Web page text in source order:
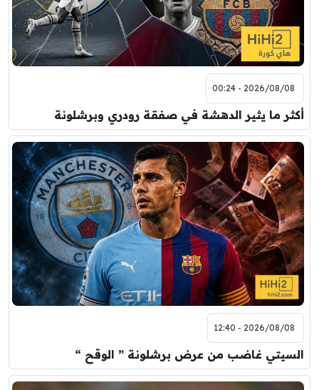
اودينيزي
8:00 م
مباراة ودية
برشلونة
2026/08/08 - 00:24
أكثر ما يثير الدهشة في صفقة رودري وبرشلونة
2026/08/08 - 12:40
السيتي غاضب من عرض برشلونة ” الوقح “